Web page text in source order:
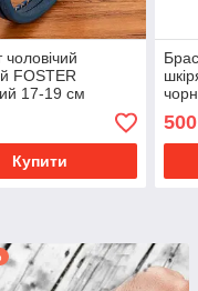
FOSTER
17-19 см
Купити
500